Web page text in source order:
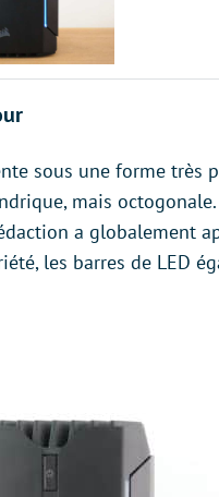
sous une forme très
mais
a globalement
les barres de LED